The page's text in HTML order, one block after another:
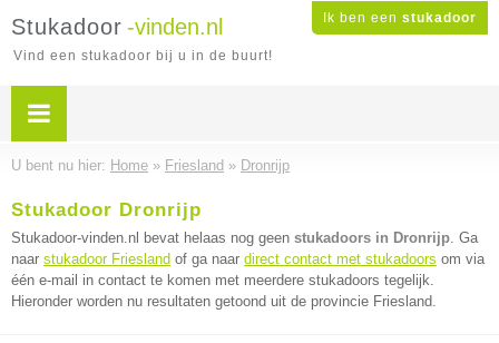
Ik ben een stukadoor
Stukadoor -vinden.nl
Vind een stukadoor bij u in de buurt!
U bent nu hier: Home » Friesland » Dronrijp
Stukadoor Dronrijp
Stukadoor-vinden.nl bevat helaas nog geen stukadoors in Dronrijp. Ga
naar stukadoor Friesland of ga naar direct contact met stukadoors om via
één e-mail in contact te komen met meerdere stukadoors tegelijk.
Hieronder worden nu resultaten getoond uit de provincie Friesland.